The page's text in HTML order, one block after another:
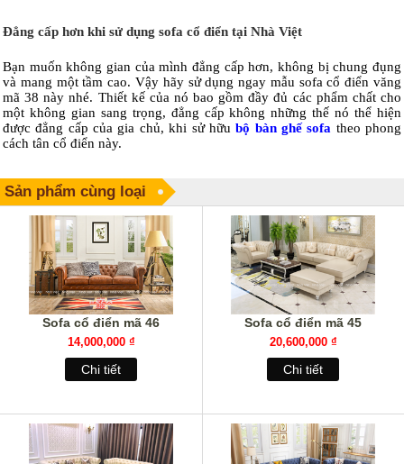
Đẳng cấp hơn khi sử dụng sofa cổ điển tại Nhà Việt
Bạn muốn không gian của mình đẳng cấp hơn, không bị chung đụng
và mang một tầm cao. Vậy hãy sử dụng ngay mẫu sofa cổ điển văng
mã 38 này nhé. Thiết kế của nó bao gồm đầy đủ các phẩm chất cho
một không gian sang trọng, đẳng cấp không những thế nó thể hiện
được đẳng cấp của gia chủ, khi sử hữubộ bàn ghế sofa theo phong
cách tân cổ điển này.
Sản phẩm cùng loại
Sofa cổ điển mã 46
14,000,000 ₫
Chi tiết
Sofa cổ điển mã 45
20,600,000 ₫
Chi tiết